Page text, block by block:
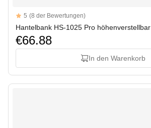
Reviews
5 out of 5 stars
5 (8 der Bewertungen)
Hantelbank HS-1025 Pro höhenverstellbar
€66.88
In den Warenkorb